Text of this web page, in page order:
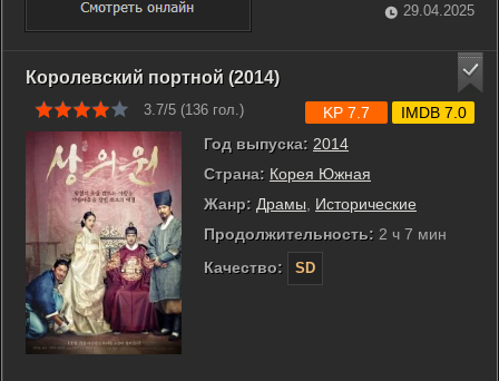
Побеждённый в одной из битв генерал Ён посылает кадета
Са-муля убить ...
29.04.2025
Королевский портной (2014)
3.7/5 (136 гол.)
Год выпуска: 2014
Страна: Корея Южная
Жанр: Драмы
Исторические
Продолжительность: 2 ч 7 мин
Качество:
SD
KP 7.7 IMDB 7.0